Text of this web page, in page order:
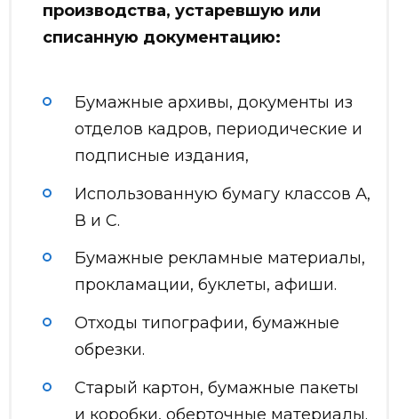
производства, устаревшую или
списанную документацию:
Бумажные архивы, документы из
отделов кадров, периодические и
подписные издания,
Использованную бумагу классов А,
В и С.
Бумажные рекламные материалы,
прокламации, буклеты, афиши.
Отходы типографии, бумажные
обрезки.
Старый картон, бумажные пакеты
и коробки, оберточные материалы.